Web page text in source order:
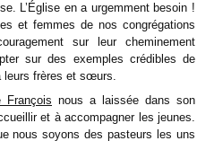
L’Église en a urgemment besoin !
et femmes de nos congrégations
sur leur cheminement
sur des exemples crédibles de
leurs frères et sœurs.
François nous a laissée dans son
et à accompagner les jeunes.
nous soyons des pasteurs les uns